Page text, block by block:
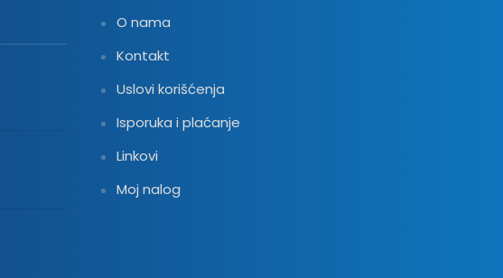
O nama
Kontakt
Uslovi korišćenja
Isporuka i plaćanje
Linkovi
Moj nalog